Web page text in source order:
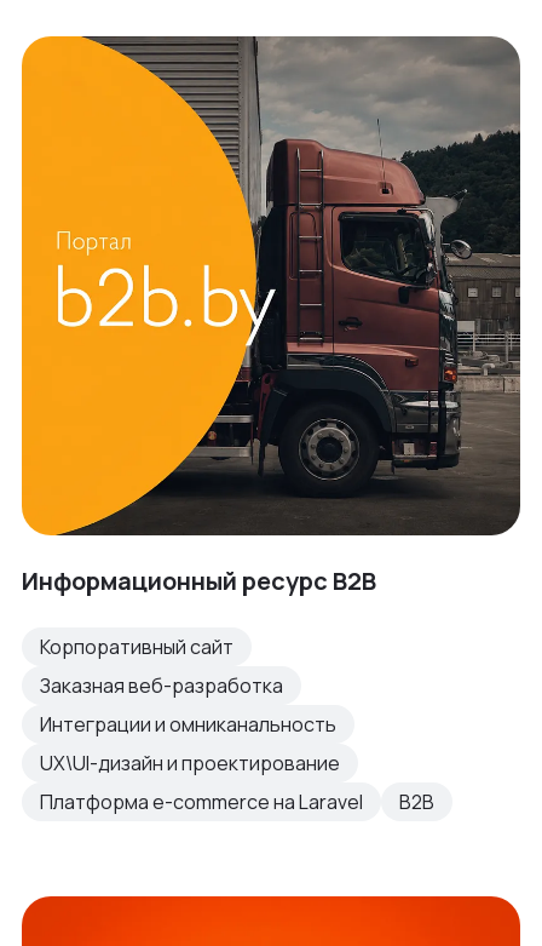
Информационный ресурс B2B
Корпоративный сайт
Заказная веб-разработка
Интеграции и омниканальность
UX\UI-дизайн и проектирование
Платформа e-commerce на Laravel
B2B